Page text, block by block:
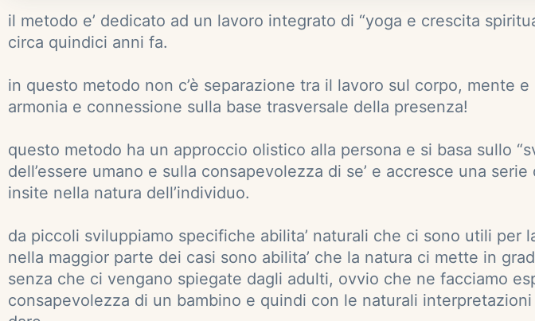
il metodo e’ dedicato ad un lavoro integrato di “yoga e crescita
circa quindici anni fa.
in questo metodo non c’è separazione tra il lavoro sul corpo, mente
armonia e connessione sulla base trasversale della presenza!
questo metodo ha un approccio olistico alla persona e si basa sullo
dell’essere umano e sulla consapevolezza di se’ e accresce una
insite nella natura dell’individuo.
da piccoli sviluppiamo specifiche abilita’ naturali che ci sono utili per
nella maggior parte dei casi sono abilita’ che la natura ci mette in
senza che ci vengano spiegate dagli adulti, ovvio che ne facciamo
consapevolezza di un bambino e quindi con le naturali interpretazioni